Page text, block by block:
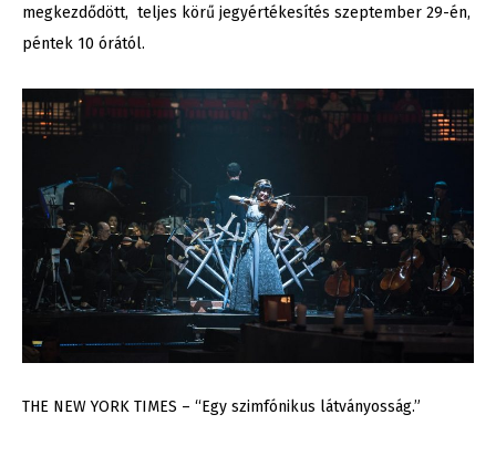
megkezdődött, teljes körű jegyértékesítés szeptember 29-én,
péntek 10 órától.
THE NEW YORK TIMES – “Egy szimfónikus látványosság.”